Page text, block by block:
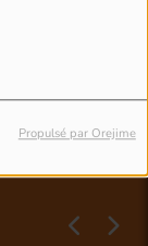
Propulsé par Orejime